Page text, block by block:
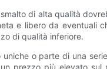
di alta qualità
e libero da eventuali
di qualità inferiore.
o parte di una